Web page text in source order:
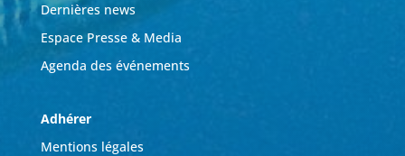
Dernières news
Espace Presse & Media
Agenda des événements
Adhérer
Mentions légales